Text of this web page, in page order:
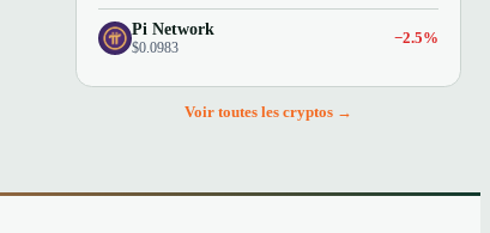
Pi Network
$0.0983
−2.5%
Voir toutes les cryptos →